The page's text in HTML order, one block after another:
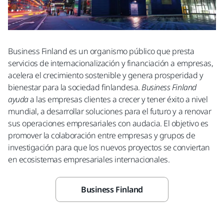
Business Finland es un organismo público que presta
servicios de internacionalización y financiación a empresas,
acelera el crecimiento sostenible y genera prosperidad y
bienestar para la sociedad finlandesa.Business Finland
ayudaa las empresas clientes a crecer y tener éxito a nivel
mundial, a desarrollar soluciones para el futuro y a renovar
sus operaciones empresariales con audacia. El objetivo es
promover la colaboración entre empresas y grupos de
investigación para que los nuevos proyectos se conviertan
en ecosistemas empresariales internacionales.
Business Finland